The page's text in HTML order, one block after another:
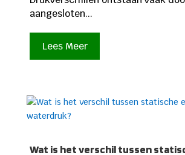
aangesloten...
Lees Meer
Wat is het verschil tussen